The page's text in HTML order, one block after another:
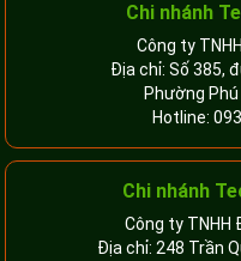
Chi nhánh
Công ty
Địa chỉ: Số 385,
Phường
Hotline:
Chi nhánh
Công ty TNHH
Địa chỉ: 248 Trần